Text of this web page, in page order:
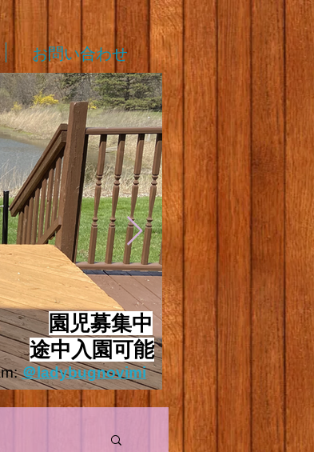
お問い合わせ
Outside.HEIC
園児募集中
途中入園可能
＠ladybugnovimi